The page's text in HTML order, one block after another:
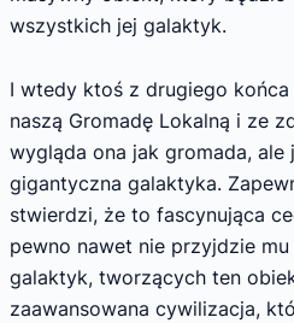
wszystkich jej galaktyk.
I wtedy ktoś z drugiego
naszą Gromadę Lokalną i ze
wygląda ona jak gromada,
gigantyczna galaktyka.
stwierdzi, że to fascynująca
pewno nawet nie przyjdzie
galaktyk, tworzących ten
zaawansowana cywilizacja,